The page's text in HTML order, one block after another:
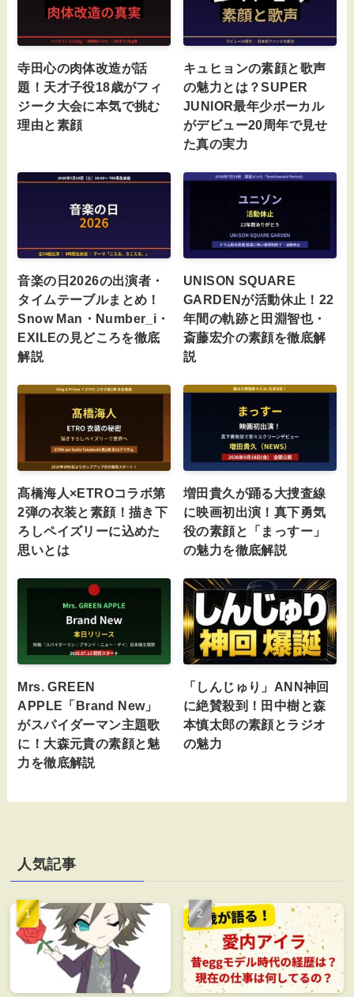
寺田心の肉体改造が話
題！天才子役18歳がフィ
ジーク大会に本気で挑む
理由と素顔
キュヒョンの素顔と歌声
の魅力とは？SUPER
JUNIOR最年少ボーカル
がデビュー20周年で見せ
た真の実力
音楽の日2026の出演者・
タイムテーブルまとめ！
Snow Man・Number_i・
EXILEの見どころを徹底
解説
UNISON SQUARE
GARDENが活動休止！22
年間の軌跡と田淵智也・
斎藤宏介の素顔を徹底解
説
髙橋海人×ETROコラボ第
2弾の衣装と素顔！描き下
ろしペイズリーに込めた
思いとは
増田貴久が踊る大捜査線
に映画初出演！真下勇気
役の素顔と「まっすー」
の魅力を徹底解説
Mrs. GREEN
APPLE「Brand New」
がスパイダーマン主題歌
に！大森元貴の素顔と魅
力を徹底解説
「しんじゅり」ANN神回
に絶賛殺到！田中樹と森
本慎太郎の素顔とラジオ
の魅力
人気記事